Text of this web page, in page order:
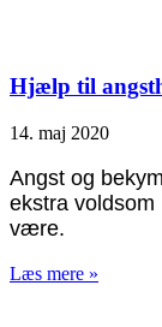
Hjælp til
14. maj 2020
Angst og
ekstra voldsom
være.
Læs mere »